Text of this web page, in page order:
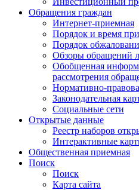
Обращения граждан
Интернет-приемная
Порядок и время
Порядок
Обзоры обращений
Обобщенная
рассмотрения
Нормативно-
Законодательная
Социальные сети
Открытые данные
Реестр наборов
Интерактивные
Общественная приемная
Поиск
Поиск
Карта сайта